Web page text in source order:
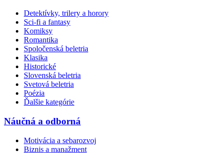
Detektívky, trilery a horory
Sci-fi a fantasy
Komiksy
Romantika
Spoločenská beletria
Klasika
Historické
Slovenská beletria
Svetová beletria
Poézia
Ďalšie kategórie
Náučná a odborná
Motivácia a sebarozvoj
Biznis a manažment